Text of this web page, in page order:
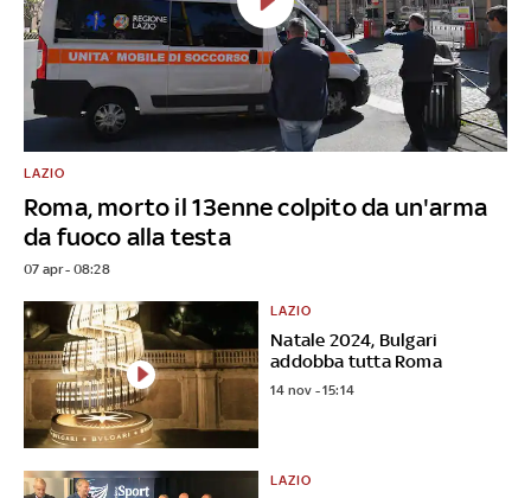
Roma, morto il 13enne colpito da un'arma
da fuoco alla testa
LAZIO
07 apr - 08:28
Natale 2024, Bulgari
addobba tutta Roma
LAZIO
14 nov - 15:14
LAZIO